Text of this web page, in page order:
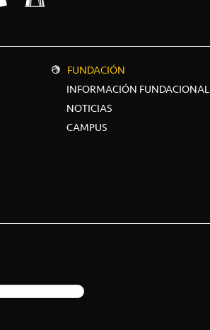
FUNDACIÓN
INFORMACIÓN FUNDACIONAL
NOTICIAS
CAMPUS